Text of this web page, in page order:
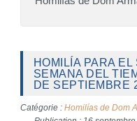
HOMILÍA PARA
SEMANA DEL
DE SEPTIEMBRE
Catégorie : Homilías de Dom